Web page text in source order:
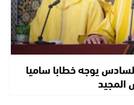
يوجه خطابا ساميا
المجيد